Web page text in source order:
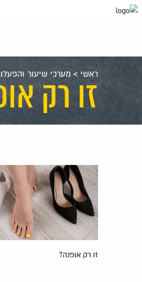
עבור
ראשי>מערכי שיעור
זו רק
זו רק אופנה?